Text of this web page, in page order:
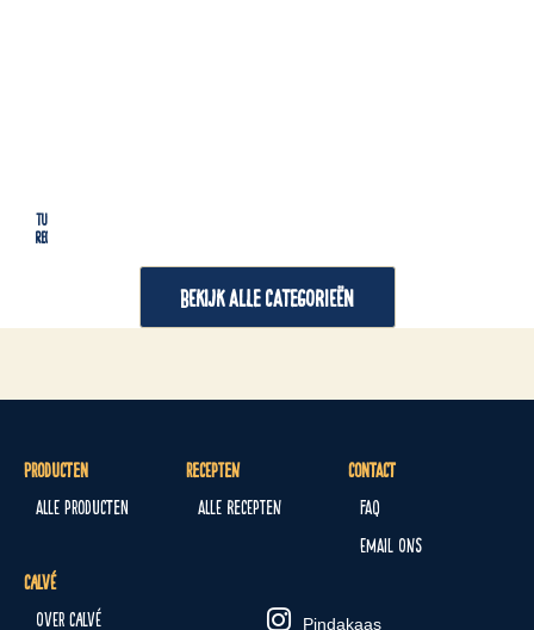
Tussendoortjes
Recepten
BEKIJK ALLE CATEGORIEËN
Producten
Alle producten
Recepten
Alle recepten
Contact
FAQ
Email ons
Calvé
Over Calvé
Pindakaas